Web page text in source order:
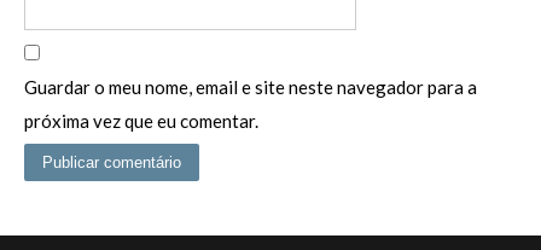
Guardar o meu nome, email e site neste navegador para a
próxima vez que eu comentar.